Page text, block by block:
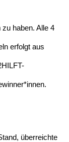
zu haben. Alle 4
erfolgt aus
überreichte